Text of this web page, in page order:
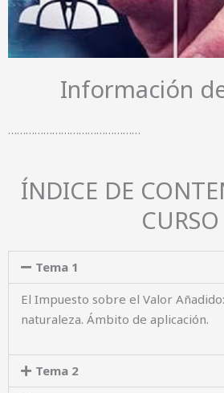
Información
………………………………………
ÍNDICE DE
CURSO
Tema 1
El Impuesto sobre el Valor
naturaleza. Ámbito de aplicación.
Tema 2